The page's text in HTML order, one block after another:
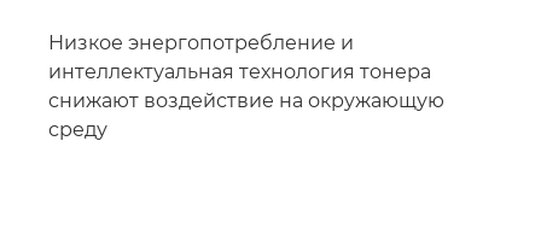
Низкое энергопотребление и
интеллектуальная технология тонера
снижают воздействие на окружающую
среду